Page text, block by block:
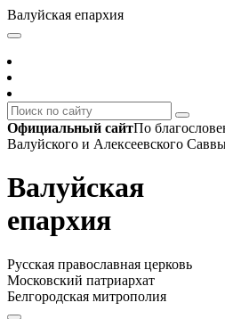
Валуйская епархия
Официальный сайтПо
Валуйского и Алексеевского
Валуйская
епархия
Русская православная церковь
Московский патриархат
Белгородская митрополия